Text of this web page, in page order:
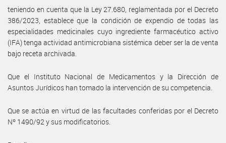
teniendo en cuenta que la Ley 27.680, reglamentada por el Decreto
386/2023, establece que la condición de expendio de todas las
especialidades medicinales cuyo ingrediente farmacéutico activo
(IFA) tenga actividad antimicrobiana sistémica deber ser la de venta
bajo receta archivada.
Que el Instituto Nacional de Medicamentos y la Dirección de
Asuntos Jurídicos han tomado la intervención de su competencia.
Que se actúa en virtud de las facultades conferidas por el Decreto
Nº 1490/92 y sus modificatorios.